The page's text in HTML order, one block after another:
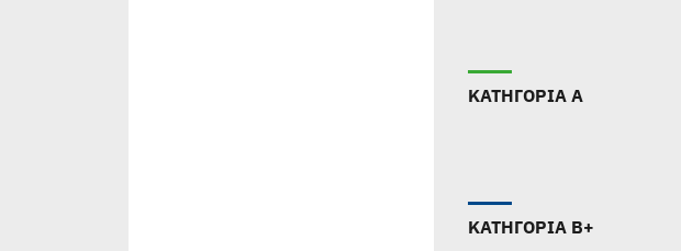
ΚΑΤΗΓΟΡΙΑ Α
ΚΑΤΗΓΟΡΙΑ B+